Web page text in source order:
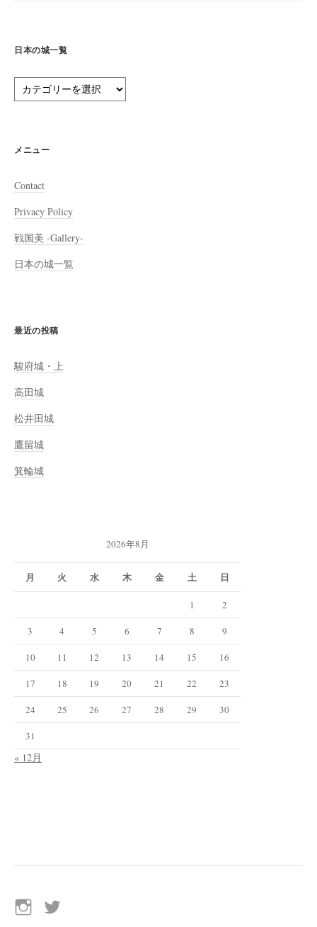
日本の城一覧
本
一
メニュー
Contact
Privacy Policy
戦国美 -Gallery-
日本の城一覧
最近の投稿
駿府城・上
高田城
松井田城
鷹留城
箕輪城
2026年8月
月 火 水 木 金 土 日
1 2
3 4 5 6 7 8 9
10 11 12 13 14 15 16
17 18 19 20 21 22 23
24 25 26 27 28 29 30
31
« 12月